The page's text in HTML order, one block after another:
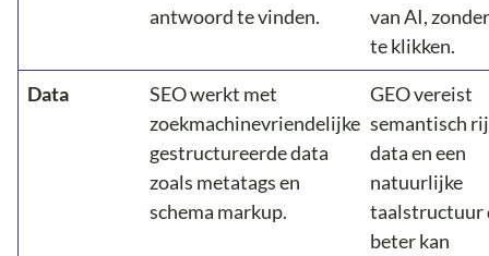
antwoord te vinden.
van AI,
te klikken.
Data
SEO werkt met
zoekmachinevriendelijke
gestructureerde data
zoals metatags en
schema markup.
GEO vereist
semantisch
data en een
natuurlijke
taalstructuur
beter kan